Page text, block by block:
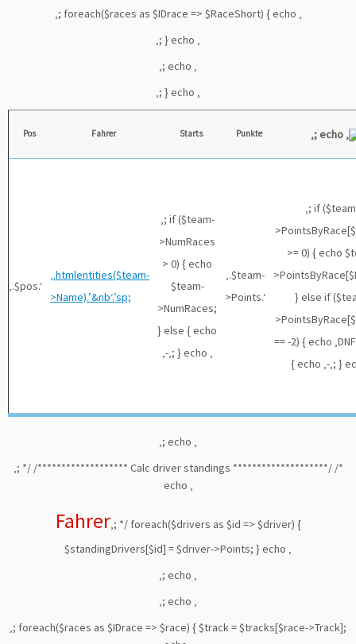
‚; foreach($races as $IDrace => $RaceShort) { echo ‚
‚; } echo ‚
‚; echo ‚
‚; } echo ‚
Pos Fahrer Starts Punkte ‚; echo ‚
‚.$pos.‘
‚.htmlentities($team-
>Name).’&nb‘.’sp;
‚; if ($team-
>NumRaces
> 0) { echo
$team-
>NumRaces;
} else { echo
‚-‚; } echo ‚
‚.$team-
>Points.‘
‚; if
>= 0) { echo
} else if
== -2) { echo
{ echo ‚-‚; }
‚; echo ‚
‚; */ /******************* Calc driver standings ********************/ /*
echo ‚
Fahrer‚; */ foreach($drivers as $id => $driver) {
$standingDrivers[$id] = $driver->Points; } echo ‚
‚; echo ‚
‚; echo ‚
‚; foreach($races as $IDrace => $race) { $track = $tracks[$race->Track];